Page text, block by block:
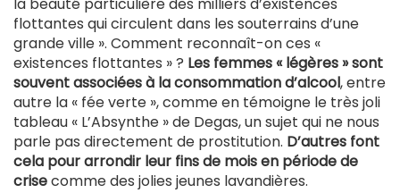
la beauté particulière des milliers d’existences
flottantes qui circulent dans les souterrains d’une
grande ville ». Comment reconnaît-on ces «
existences flottantes » ? Les femmes « légères » sont
souvent associées à la consommation d’alcool, entre
autre la « fée verte », comme en témoigne le très joli
tableau « L’Absynthe » de Degas, un sujet qui ne nous
parle pas directement de prostitution. D’autres font
cela pour arrondir leur fins de mois en période de
crisecomme des jolies jeunes lavandières.